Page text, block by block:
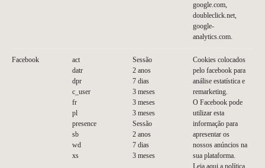
google.com,
doubleclick.net,
google-
analytics.com.
Facebook
act
datr
dpr
c_user
fr
pl
presence
sb
wd
xs
Sessão
2 anos
7 dias
3 meses
3 meses
3 meses
Sessão
2 anos
7 dias
3 meses
Cookies colocados
pelo facebook para
análise estatística e
remarketing.
O Facebook pode
utilizar esta
informação para
apresentar os
nossos anúncios na
sua plataforma.
Leia aqui a política